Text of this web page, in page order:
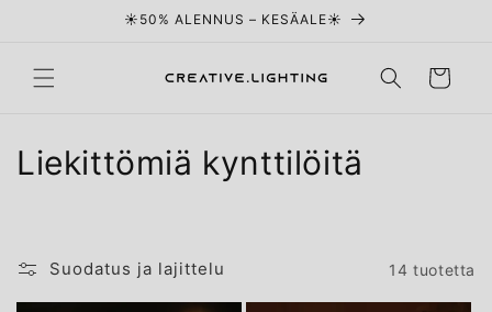
☀️50% ALENNUS – KESÄALE☀️
Ostoskori
K
Liekittömiä kynttilöitä
Suodatus ja lajittelu 14 tuotetta